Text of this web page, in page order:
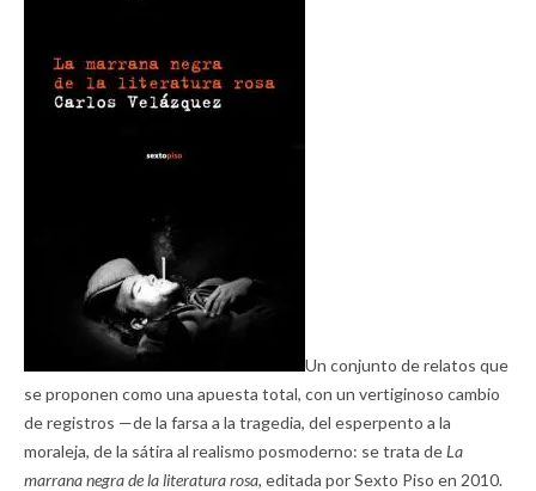
Un conjunto de relatos que
se proponen como una apuesta total, con un vertiginoso cambio
de registros —de la farsa a la tragedia, del esperpento a la
moraleja, de la sátira al realismo posmoderno: se trata deLa
marrana negra de la literatura rosa, editada por Sexto Piso en 2010.